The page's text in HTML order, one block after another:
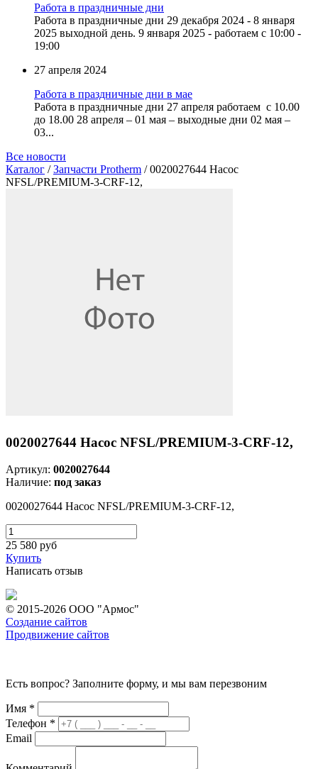
Работа в праздничные дни
Работа в праздничные дни 29 декабря 2024 - 8 января
2025 выходной день. 9 января 2025 - работаем с 10:00 -
19:00
27 апреля 2024
Работа в праздничные дни в мае
Работа в праздничные дни 27 апреля работаем с 10.00
до 18.00 28 апреля – 01 мая – выходные дни 02 мая –
03...
Все новости
Каталог /Запчасти Protherm / 0020027644 Насос
NFSL/PREMIUM-3-CRF-12,
0020027644 Насос NFSL/PREMIUM-3-CRF-12,
Артикул: 0020027644
Наличие: под заказ
0020027644 Насос NFSL/PREMIUM-3-CRF-12,
25 580 руб
Купить
Написать отзыв
© 2015-2026 ООО "Армос"
Создание сайтов
Продвижение сайтов
Есть вопрос? Заполните форму, и мы вам перезвоним
Имя *
Телефон *
Email